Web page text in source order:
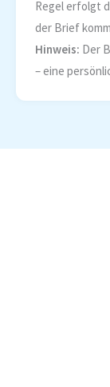
Regel erfolgt
der Brief
Hinweis: Der
– eine